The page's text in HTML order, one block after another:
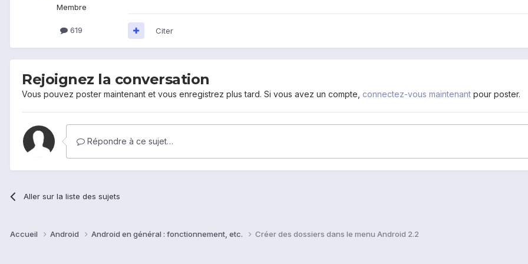
Membre
619 Citer
Rejoignez la conversation
Vous pouvez poster maintenant et vous enregistrez plus tard. Si vous avez un compte, connectez-vous maintenant pour poster.
Répondre à ce sujet…
Aller sur la liste des sujets
Accueil Android Android en général : fonctionnement, etc. Créer des dossiers dans le menu Android 2.2